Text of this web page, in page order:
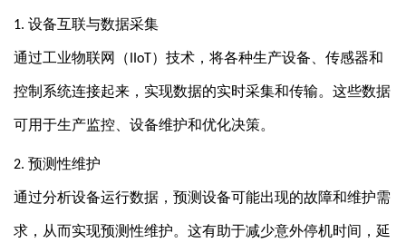
1. 设备互联与数据采集
通过工业物联网（IIoT）技术，将各种生产设备、传感器和
控制系统连接起来，实现数据的实时采集和传输。这些数据
可用于生产监控、设备维护和优化决策。
2. 预测性维护
通过分析设备运行数据，预测设备可能出现的故障和维护需
求，从而实现预测性维护。这有助于减少意外停机时间，延